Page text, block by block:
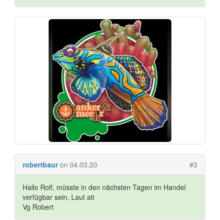
robertbaur on 04.03.20 #3
Hallo Rolf, müsste in den nächsten Tagen im Handel
verfügbar sein. Laut ati
Vg Robert